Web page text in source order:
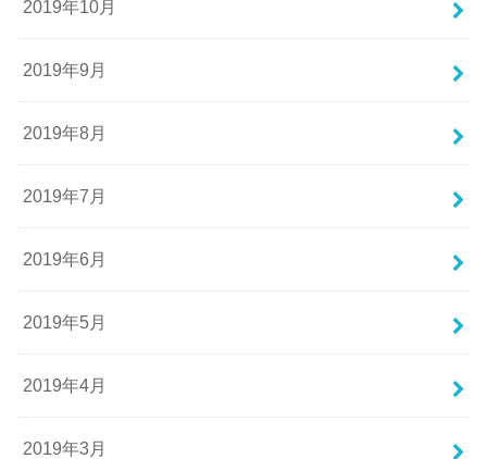
2019年10月
2019年9月
2019年8月
2019年7月
2019年6月
2019年5月
2019年4月
2019年3月